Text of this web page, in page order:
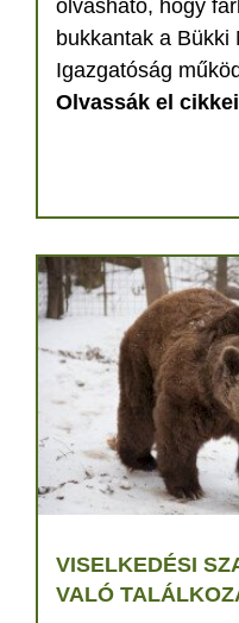
olvasható, hogy
bukkantak a Bükki
Igazgatóság
Olvassák el
VISELKEDÉSI
VALÓ